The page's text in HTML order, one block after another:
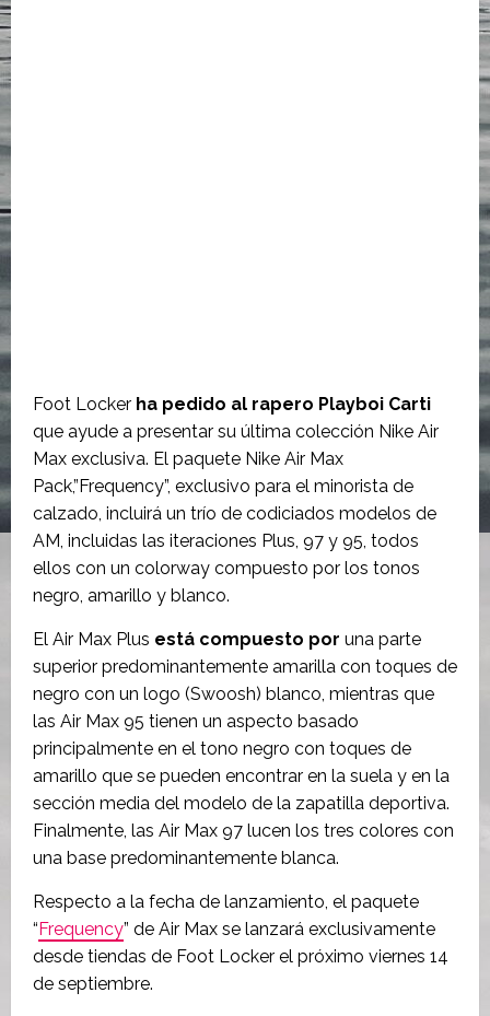
Foot Locker ha pedido al rapero Playboi Carti
que ayude a presentar su última colección Nike Air
Max exclusiva. El paquete Nike Air Max
Pack,”Frequency”, exclusivo para el minorista de
calzado, incluirá un trío de codiciados modelos de
AM, incluidas las iteraciones Plus, 97 y 95, todos
ellos con un colorway compuesto por los tonos
negro, amarillo y blanco.
El Air Max Plus está compuesto por una parte
superior predominantemente amarilla con toques de
negro con un logo (Swoosh) blanco, mientras que
las Air Max 95 tienen un aspecto basado
principalmente en el tono negro con toques de
amarillo que se pueden encontrar en la suela y en la
sección media del modelo de la zapatilla deportiva.
Finalmente, las Air Max 97 lucen los tres colores con
una base predominantemente blanca.
Respecto a la fecha de lanzamiento, el paquete
“Frequency” de Air Max se lanzará exclusivamente
desde tiendas de Foot Locker el próximo viernes 14
de septiembre.